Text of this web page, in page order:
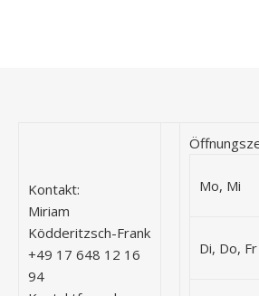
Kontakt:
Miriam
Ködderitzsch-Frank
+49 17 648 12 16
94
Mo, Mi
Di, Do, Fr